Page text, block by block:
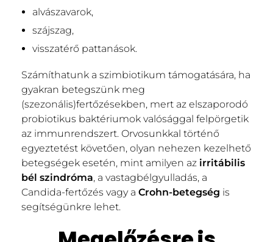
alvászavarok,
szájszag,
visszatérő pattanások.
Számíthatunk a szimbiotikum támogatására, ha
gyakran betegszünk meg
(szezonális)fertőzésekben, mert az elszaporodó
probiotikus baktériumok valósággal felpörgetik
az immunrendszert. Orvosunkkal történő
egyeztetést követően, olyan nehezen kezelhető
betegségek esetén, mint amilyen az irritábilis
bél szindróma, a vastagbélgyulladás, a
Candida-fertőzés vagy a Crohn-betegség is
segítségünkre lehet.